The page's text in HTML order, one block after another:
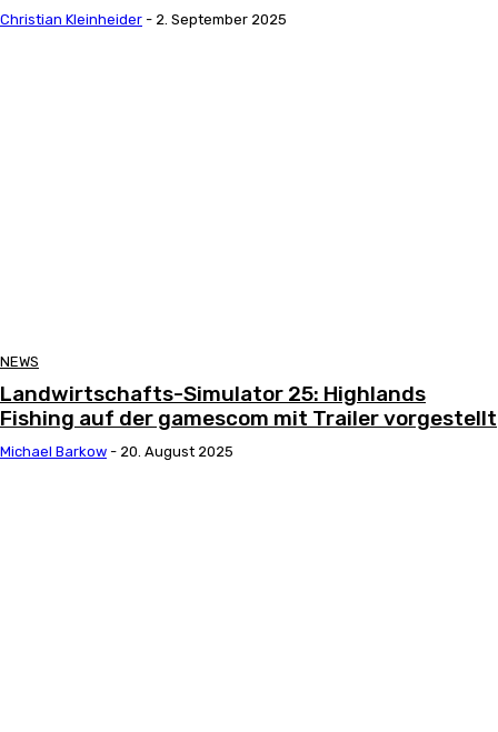
Christian Kleinheider - 2. September 2025
NEWS
Landwirtschafts-Simulator 25: Highlands
Fishing auf der gamescom mit Trailer vorgestellt
Michael Barkow - 20. August 2025